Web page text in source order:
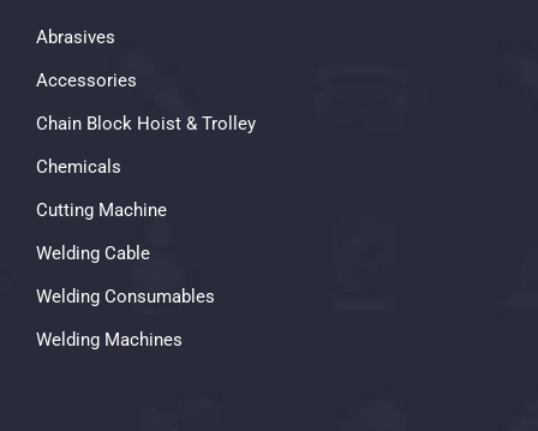
Abrasives
Accessories
Chain Block Hoist & Trolley
Chemicals
Cutting Machine
Welding Cable
Welding Consumables
Welding Machines